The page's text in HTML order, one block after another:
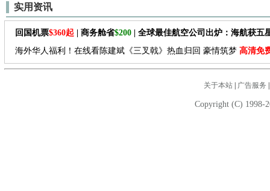
实用资讯
回国机票$360起 | 商务舱省$200 | 全球最佳航空公司出炉：海航获五
海外华人福利！在线看陈建斌《三叉戟》热血归回 豪情筑梦 高清免
关于本站| 广告服务
Copyright (C) 1998-